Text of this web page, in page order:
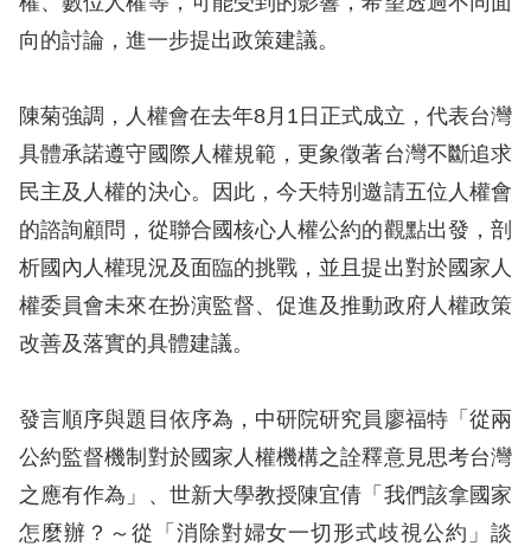
資
料
庫
無
障
快
鍵
選
向的討論，進一步提出政策建議。
陳菊強調，人權會在去年8月1日正式成立，代表台灣
具體承諾遵守國際人權規範，更象徵著台灣不斷追求
民主及人權的決心。因此，今天特別邀請五位人權會
的諮詢顧問，從聯合國核心人權公約的觀點出發，剖
析國內人權現況及面臨的挑戰，並且提出對於國家人
權委員會未來在扮演監督、促進及推動政府人權政策
改善及落實的具體建議。
發言順序與題目依序為，中研院研究員廖福特「從兩
公約監督機制對於國家人權機構之詮釋意見思考台灣
之應有作為」、世新大學教授陳宜倩「我們該拿國家
怎麼辦？～從「消除對婦女一切形式歧視公約」談